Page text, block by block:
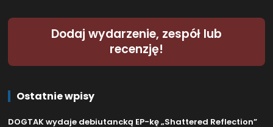
Dodaj wydarzenie, zespół lub
recenzję!
Ostatnie wpisy
DOGTAK wydaje debiutancką EP-kę „Shattered Reflection”